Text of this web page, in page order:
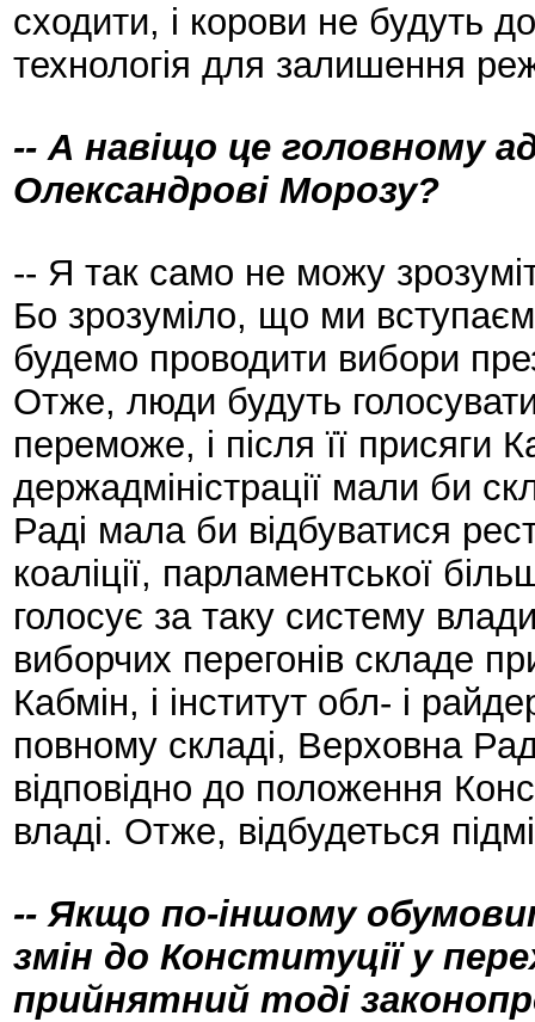
сходити, і корови не будуть
технологія для залишення
-- А навіщо це головному
Олександрові Морозу?
-- Я так само не можу
Бо зрозуміло, що ми
будемо проводити вибори
Отже, люди будуть
переможе, і після її присяги
держадміністрації мали би
Раді мала би відбуватися
коаліції, парламентської
голосує за таку систему
виборчих перегонів складе
Кабмін, і інститут обл- і
повному складі, Верховна
відповідно до положення
владі. Отже, відбудеться
-- Якщо по-іншому
змін до Конституції у
прийнятний тоді